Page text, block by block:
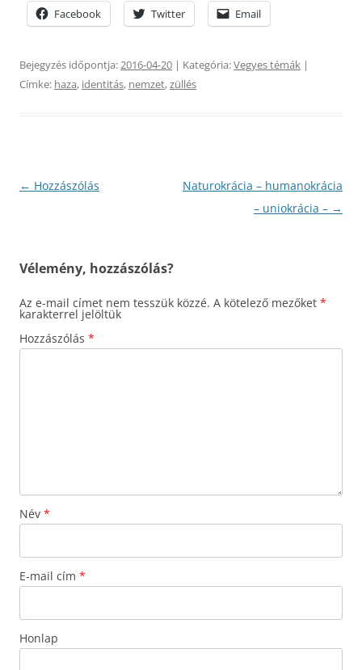
Facebook Twitter Email
Bejegyzés időpontja:2016-04-20 | Kategória:Vegyes témák |
Címke: haza, identitás, nemzet,züllés
Bejegyzés
← Hozzászólás
Naturokrácia – humanokrácia
– uniokrácia – →
Vélemény, hozzászólás?
Az e-mail címet nem tesszük közzé. A kötelező mezőket *
karakterrel jelöltük
Hozzászólás *
Név *
E-mail cím *
Honlap